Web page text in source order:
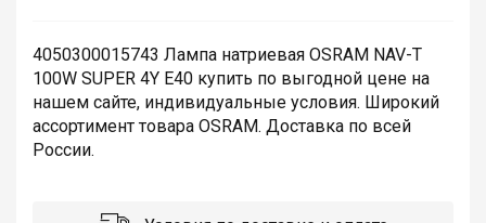
4050300015743 Лампа натриевая OSRAM NAV-T
100W SUPER 4Y E40 купить по выгодной цене на
нашем сайте, индивидуальные условия. Широкий
ассортимент товара OSRAM. Доставка по всей
России.